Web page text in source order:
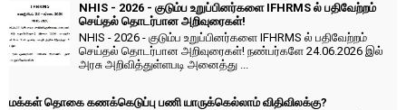
NHIS - 2026 - குடும்ப உறுப்பினர்களை IFHRMS ல் பதிவேற்றம்
செய்தல் தொடர்பான அறிவுரைகள்!
NHIS - 2026 - குடும்ப உறுப்பினர்களை IFHRMS ல் பதிவேற்றம்
செய்தல் தொடர்பான அறிவுரைகள்! நண்பர்களே 24.06.2026 இல்
அரசு அறிவித்துள்ளபடி அனைத்து ...
மக்கள் தொகை கணக்கெடுப்பு பணி யாருக்கெல்லாம் விதிவிலக்கு?